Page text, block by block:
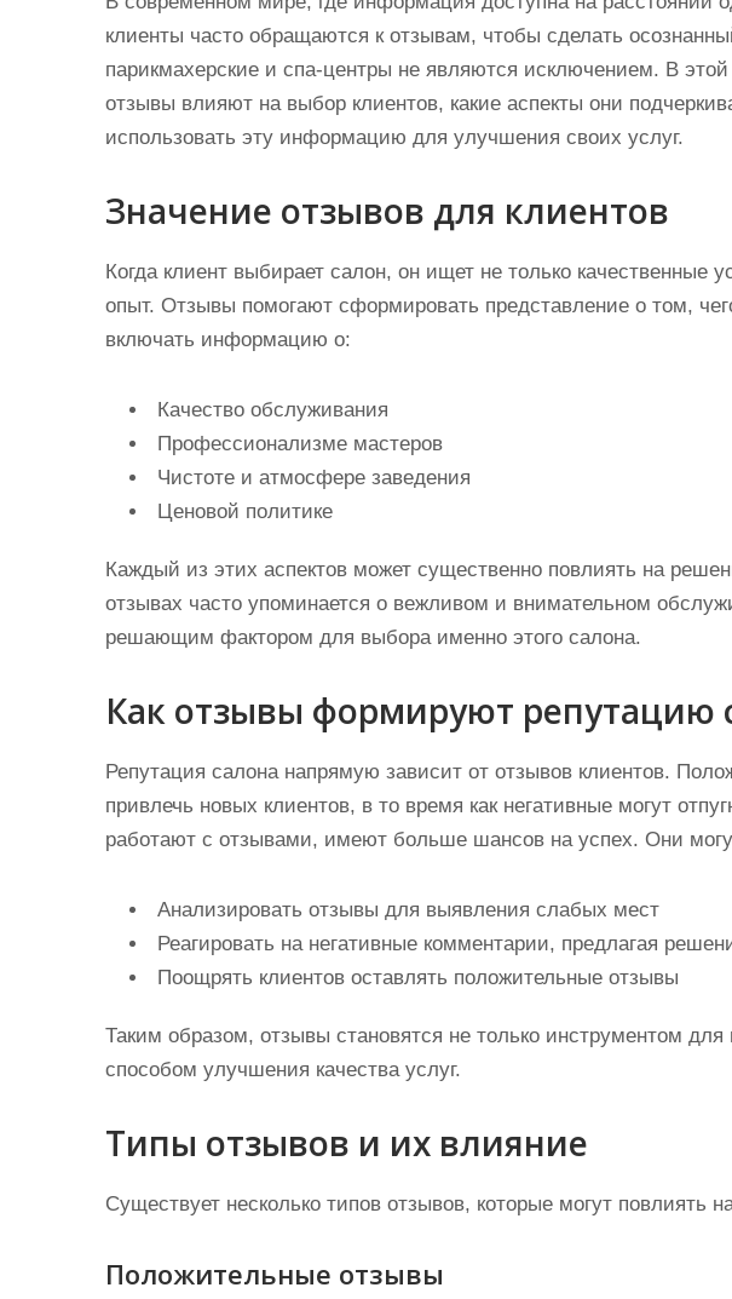
клиенты часто обращаются к отзывам, чтобы сделать
парикмахерские и спа-центры не являются исключением. В
отзывы влияют на выбор клиентов, какие аспекты они
использовать эту информацию для улучшения своих услуг.
Значение отзывов для клиентов
Когда клиент выбирает салон, он ищет не только качественные
опыт. Отзывы помогают сформировать представление о том,
включать информацию о:
Качество обслуживания
Профессионализме мастеров
Чистоте и атмосфере заведения
Ценовой политике
Каждый из этих аспектов может существенно повлиять на
отзывах часто упоминается о вежливом и внимательном
решающим фактором для выбора именно этого салона.
Как отзывы формируют репутацию
Репутация салона напрямую зависит от отзывов клиентов.
привлечь новых клиентов, в то время как негативные могут
работают с отзывами, имеют больше шансов на успех. Они
Анализировать отзывы для выявления слабых мест
Реагировать на негативные комментарии, предлагая
Поощрять клиентов оставлять положительные отзывы
Таким образом, отзывы становятся не только инструментом для
способом улучшения качества услуг.
Типы отзывов и их влияние
Существует несколько типов отзывов, которые могут повлиять
Положительные отзывы